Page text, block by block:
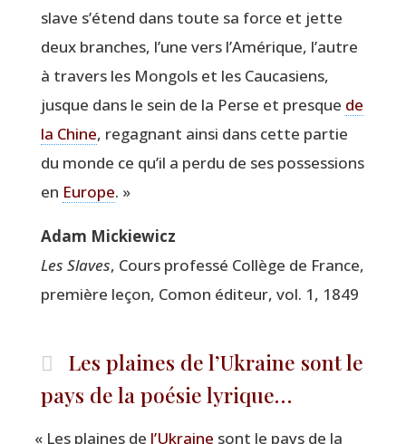
slave s’étend dans toute sa force et jette
deux branches, l’une vers l’Amérique, l’autre
à tra­vers les Mon­gols et les Cau­ca­siens,
jusque dans le sein de la Perse et presque de
la Chine, rega­gnant ain­si dans cette par­tie
du monde ce qu’il a per­du de ses pos­ses­sions
en Europe. »
Adam Mickie­wicz
Les Slaves, Cours pro­fes­sé Col­lège de France,
pre­mière leçon, Comon édi­teur, vol. 1, 1849
Les plaines de l’Ukraine sont le
pays de la poésie lyrique…
« Les plaines de l’Ukraine sont le pays de la